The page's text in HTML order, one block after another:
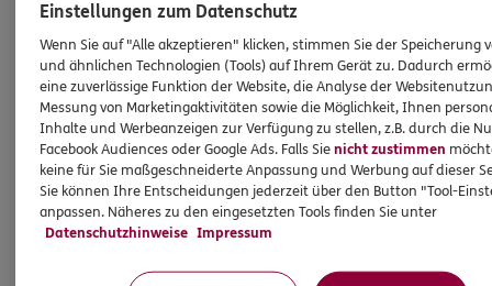
Bezirksdirektor
Neue Str. 3
89077 Ulm
Tel: 0731/37816180
Fax: 0731/71880456
Öffnungszeiten
08:30 - 12:00
Einstellungen zum Datenschutz
Wenn Sie auf "Alle akzeptieren" klicken, stimmen Sie der Speicherung
und ähnlichen Technologien (Tools) auf Ihrem Gerät zu. Dadurch
eine zuverlässige Funktion der Website, die Analyse der
Messung von Marketingaktivitäten sowie die Möglichkeit, Ihnen
Inhalte und Werbeanzeigen zur Verfügung zu stellen, z.B. durch die
Facebook Audiences oder Google Ads. Falls Sienicht zustimmen
keine für Sie maßgeschneiderte Anpassung und Werbung auf dieser
Sie können Ihre Entscheidungen jederzeit über den Button "Tool-
anpassen. Näheres zu den eingesetzten Tools finden Sie unter
Datenschutzhinweise Impressum